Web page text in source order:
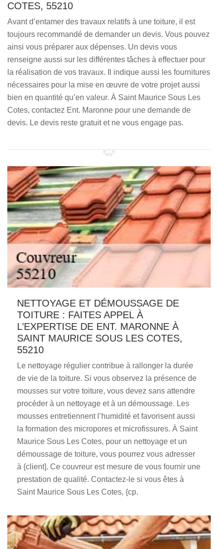
COTES, 55210
Avant d’entamer des travaux relatifs à une toiture, il est
toujours recommandé de demander un devis. Vous pouvez
ainsi vous préparer aux dépenses. Un devis vous
renseigne aussi sur les différentes tâches à effectuer pour
la réalisation de vos travaux. Il indique aussi les fournitures
nécessaires pour la mise en œuvre de votre projet aussi
bien en quantité qu’en valeur. À Saint Maurice Sous Les
Cotes, contactez Ent. Maronne pour une demande de
devis. Le devis reste gratuit et ne vous engage pas.
NETTOYAGE ET DÉMOUSSAGE DE
TOITURE : FAITES APPEL À
L’EXPERTISE DE ENT. MARONNE À
SAINT MAURICE SOUS LES COTES,
55210
Le nettoyage régulier contribue à rallonger la durée
de vie de la toiture. Si vous observez la présence de
mousses sur votre toiture, vous devez sans attendre
procéder à un nettoyage et à un démoussage. Les
mousses entretiennent l’humidité et favorisent aussi
la formation des micropores et microfissures. À Saint
Maurice Sous Les Cotes, pour un nettoyage et un
démoussage de toiture, vous pourrez vous adresser
à {client]. Ce couvreur est mesure de vous fournir une
prestation de qualité. Contactez-le si vous êtes à
Saint Maurice Sous Les Cotes, {cp.